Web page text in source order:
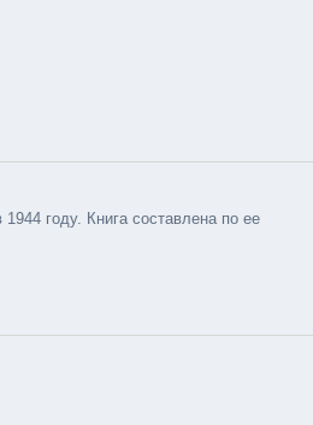
году. Книга составлена по ее